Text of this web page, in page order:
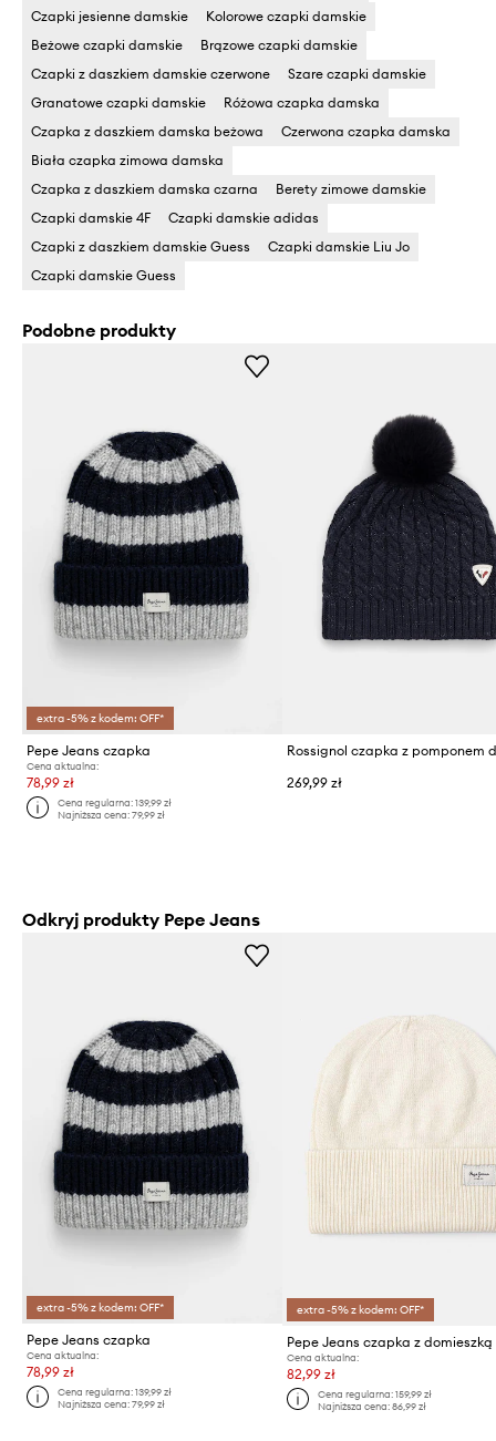
Czapki jesienne damskie
Kolorowe czapki damskie
Beżowe czapki damskie
Brązowe czapki damskie
Czapki z daszkiem damskie czerwone
Szare czapki damskie
Granatowe czapki damskie
Różowa czapka damska
Czapka z daszkiem damska beżowa
Czerwona czapka damska
Biała czapka zimowa damska
Czapka z daszkiem damska czarna
Berety zimowe damskie
Czapki damskie 4F
Czapki damskie adidas
Czapki z daszkiem damskie Guess
Czapki damskie Liu Jo
Czapki damskie Guess
Podobne produkty
extra -5% z kodem: OFF*
Pepe Jeans czapka
Cena aktualna:
78,99 zł
Cena regularna:139,99 zł
Najniższa cena:79,99 zł
269,99 zł
Odkryj produkty Pepe Jeans
extra -5% z kodem: OFF*
Pepe Jeans czapka
Cena aktualna:
78,99 zł
Cena regularna:139,99 zł
Najniższa cena:79,99 zł
extra -5% z kodem: OFF*
Cena aktualna:
82,99 zł
Cena regularna: 159,99 zł
Najniższa cena: 86,99 zł